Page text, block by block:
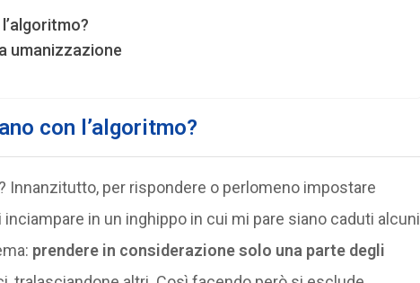
umanizzazione
con l’algoritmo?
Innanzitutto, per rispondere o perlomeno impostare
in un inghippo in cui mi pare siano caduti alcuni
prendere in considerazione solo una parte degli